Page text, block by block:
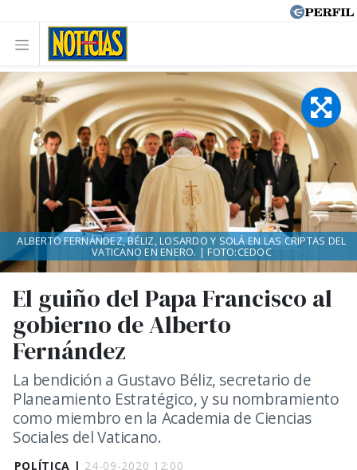
POLÍTICA | 24-09-2020 12:00
El guiño del Papa Francisco al
gobierno de Alberto
Fernández
La bendición a Gustavo Béliz, secretario de
Planeamiento Estratégico, y su nombramiento
como miembro en la Academia de Ciencias
Sociales del Vaticano.
ALBERTO FERNÁNDEZ, BÉLIZ, LOSARDO Y SOLÁ EN LAS CRIPTAS DEL
VATICANO EN ENERO. | FOTO:CEDOC